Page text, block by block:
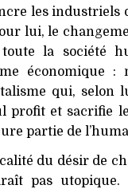
les industriels
lui, le
la société
économique :
qui, selon
profit et sacrifie
partie de
du désir de
pas